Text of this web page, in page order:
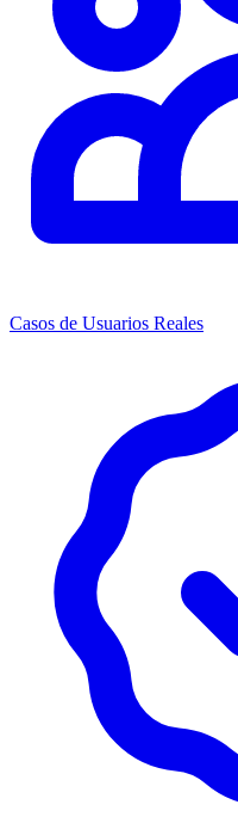
Casos de Usuarios Reales